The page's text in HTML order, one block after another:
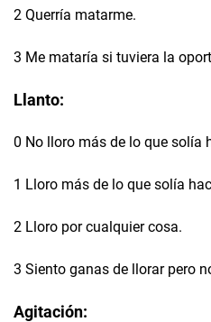
2 Querría matarme.
3 Me mataría si tuviera la
Llanto:
0 No lloro más de lo que solía
1 Lloro más de lo que solía
2 Lloro por cualquier cosa.
3 Siento ganas de llorar pero
Agitación: